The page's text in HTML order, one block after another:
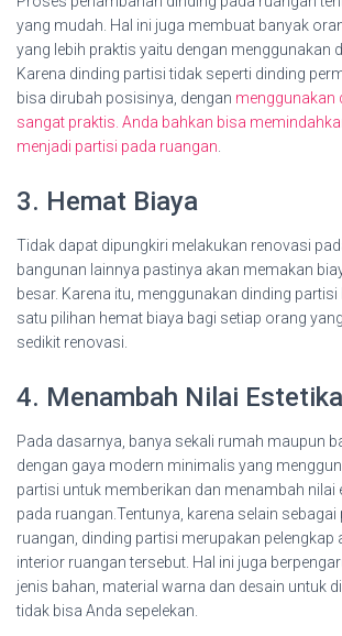
yang mudah. Hal ini juga membuat banyak
yang lebih praktis yaitu dengan menggunakan
Karena dinding partisi tidak seperti dinding
bisa dirubah posisinya, dengan menggunakan
sangat praktis. Anda bahkan bisa
menjadi partisi pada ruangan
3. Hemat Biaya
Tidak dapat dipungkiri melakukan renovasi
bangunan lainnya pastinya akan memakan
besar. Karena itu, menggunakan dinding
satu pilihan hemat biaya bagi setiap orang
sedikit renovasi.
4. Menambah Nilai Estetika
Pada dasarnya, banya sekali rumah maupun
dengan gaya modern minimalis yang
partisi untuk memberikan dan menambah nilai
pada ruangan.Tentunya, karena selain
ruangan, dinding partisi merupakan pelengkap
interior ruangan tersebut. Hal ini juga
jenis bahan, material warna dan desain untuk
tidak bisa Anda sepelekan.